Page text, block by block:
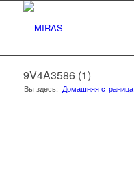
9V4A3586 (1)
Вы здесь: Домашняя страница